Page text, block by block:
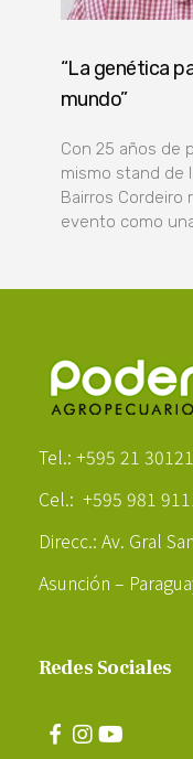
“La genética
mundo”
Con 25 años de
mismo stand de
Bairros Cordeiro
evento como
Tel.: +595 21
Cel.: +595 981
Direcc.: Av. Gral
Asunción –
Redes Sociales